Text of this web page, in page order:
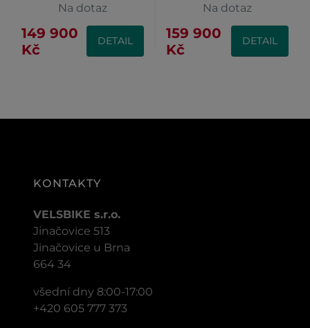
Na dotaz
149 900
Kč
DETAIL
Na dotaz
159 900
Kč
DETAIL
KONTAKTY
VELSBIKE s.r.o.
Jinačovice 513
Jinačovice u Brna
664 34
všední dny 8:00-17:00
+420 605 777 373